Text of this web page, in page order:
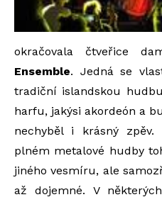
okračovala čtveřice
Ensemble. Jedná se
tradiční islandskou
harfu, jakýsi akordeón a
nechyběl i krásný
plném metalové hudby
jiného vesmíru, ale
až dojemné. V